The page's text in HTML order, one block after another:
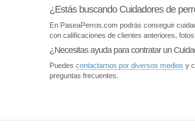
¿Estás buscando Cuidadores de
En PaseaPerros.com podrás conseguir
con calificaciones de clientes anteriores,
¿Necesitas ayuda para contratar un
Puedes contactarnos por diversos medios y
preguntas frecuentes.